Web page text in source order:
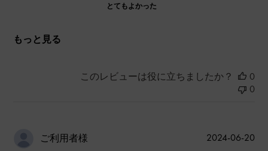
とてもよかった
もっと見る
このレビューは役に立ちましたか？
0
0
ご利用者様
公
2024-06-20